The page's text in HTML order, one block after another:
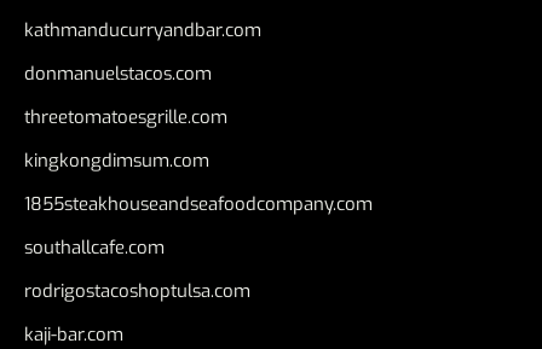
kathmanducurryandbar.com
donmanuelstacos.com
threetomatoesgrille.com
kingkongdimsum.com
1855steakhouseandseafoodcompany.com
southallcafe.com
rodrigostacoshoptulsa.com
kaji-bar.com